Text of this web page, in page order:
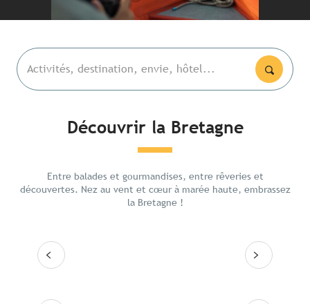
Activités, destination, envie, hôtel...
Découvrir la Bretagne
Entre balades et gourmandises, entre rêveries et
découvertes. Nez au vent et cœur à marée haute, embrassez
la Bretagne !
Les lieux emblématiques
Lire la suite
Lire la suite
Les 10 destinations
Itinéraires
Lire la suite